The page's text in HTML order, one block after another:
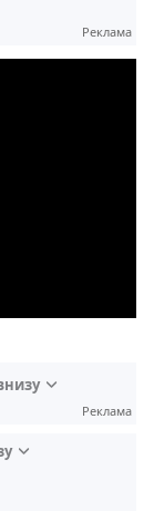
Реклама
Реклама